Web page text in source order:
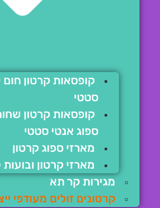
קופסאות קרטון חום
סטטי
קופסאות קרטון שחור
ספוג אנטי סטטי
מארזי ספוג קרטון
מארזי קרטון ובועות
מגירות קר תא
קרטונים זולים מעודפי